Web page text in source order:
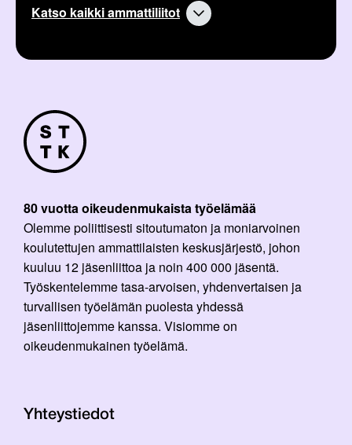
i
Katso kaikki ammattiliitot
80 vuotta oikeudenmukaista työelämää
Olemme poliittisesti sitoutumaton ja moniarvoinen
koulutettujen ammattilaisten keskusjärjestö, johon
kuuluu 12 jäsenliittoa ja noin 400 000 jäsentä.
Työskentelemme tasa-arvoisen, yhdenvertaisen ja
turvallisen työelämän puolesta yhdessä
jäsenliittojemme kanssa. Visiomme on
oikeudenmukainen työelämä.
Yhteystiedot